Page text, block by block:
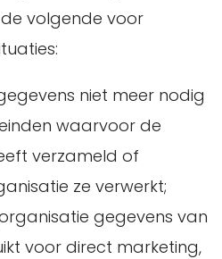
volgende voor
niet meer nodig
waarvoor de
verzameld of
ze verwerkt;
gegevens van
voor direct marketing,